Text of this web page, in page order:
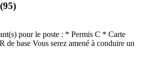
pour le poste : * Permis C * Carte
de base Vous serez amené à conduire un